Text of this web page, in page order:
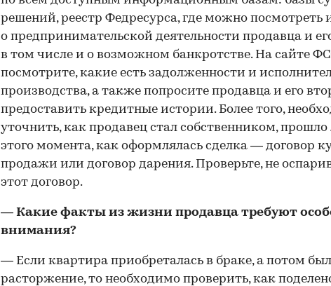
решений, реестр Федресурса, где можно
о предпринимательской деятельности продавца и
в том числе и о возможном банкротстве. На сайте
посмотрите, какие есть задолженности и
производства, а также попросите продавца и его
предоставить кредитные истории. Более того,
уточнить, как продавец стал собственником, прошло
этого момента, как оформлялась сделка — договор
продажи или договор дарения. Проверьте, не
этот договор.
— Какие факты из жизни продавца требуют
внимания?
— Если квартира приобреталась в браке, а потом
расторжение, то необходимо проверить, как